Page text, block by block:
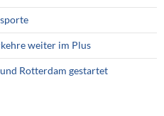
weiter im Plus
Rotterdam gestartet